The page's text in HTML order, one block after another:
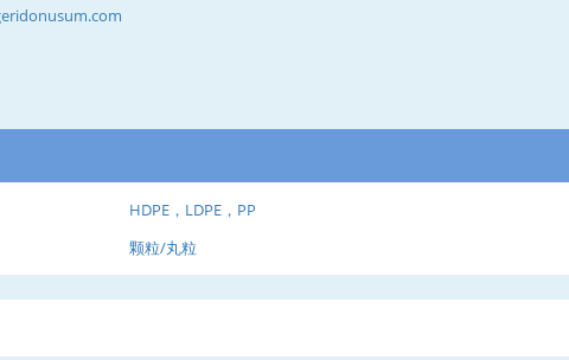
HDPE，LDPE，PP
颗粒/丸粒